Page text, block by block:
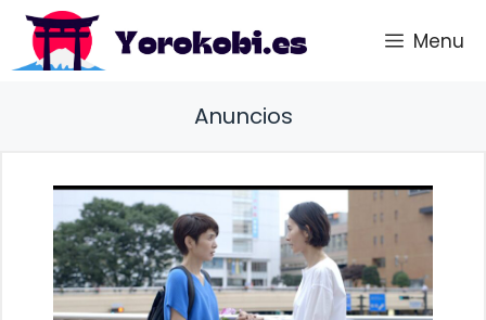
Saltar
contenido
Menu
Anuncios